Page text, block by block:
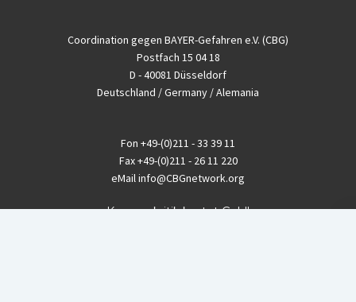
Coordination gegen BAYER-Gefahren e.V. (CBG)
Postfach 15 04 18
D - 40081 Düsseldorf
Deutschland / Germany / Alemania
Fon +49-(0)211 - 33 39 11
Fax+49-(0)211 - 26 11 220
eMailinfo@CBGnetwork.org
Konzernkritik kostet Geld!